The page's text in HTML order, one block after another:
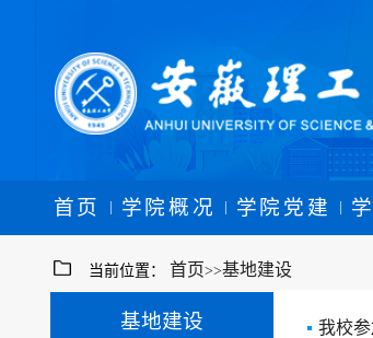
首页 | 学院概况 | 学院党建 |
当前位置： 首页>>基地建设
基地建设 我校